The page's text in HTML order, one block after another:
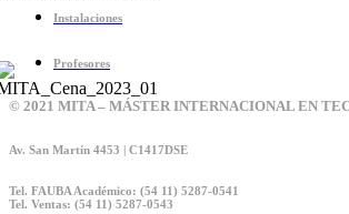
Instalaciones
Profesores
© 2021 MITA – MÁSTER INTERNACIONAL EN
Av. San Martín 4453 | C1417DSE
Tel. FAUBA Académico: (54 11) 5287-0541
Tel. Ventas: (54 11) 5287-0543